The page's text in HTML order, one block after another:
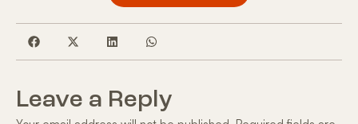
Leave a Reply